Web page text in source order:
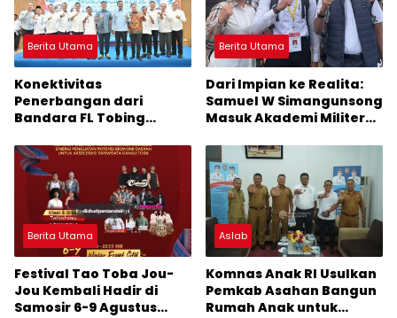
Berita Utama
Konektivitas
Penerbangan dari
Bandara FL Tobing
Jadi Perhatian Anggota
DPR RI Muhammad Lokot
Nasution
Berita Utama
Dari Impian ke Realita:
Samuel W Simangunsong
Masuk Akademi Militer
Berita Utama
Festival Tao Toba Jou-
Jou Kembali Hadir di
Samosir 6-9 Agustus
Aslab
Komnas Anak RI Usulkan
Pemkab Asahan Bangun
Rumah Anak untuk